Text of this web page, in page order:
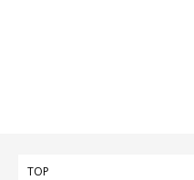
TOP